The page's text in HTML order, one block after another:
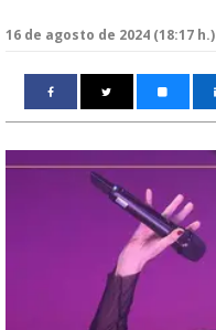
16 de agosto de 2024 (18:17 h.)